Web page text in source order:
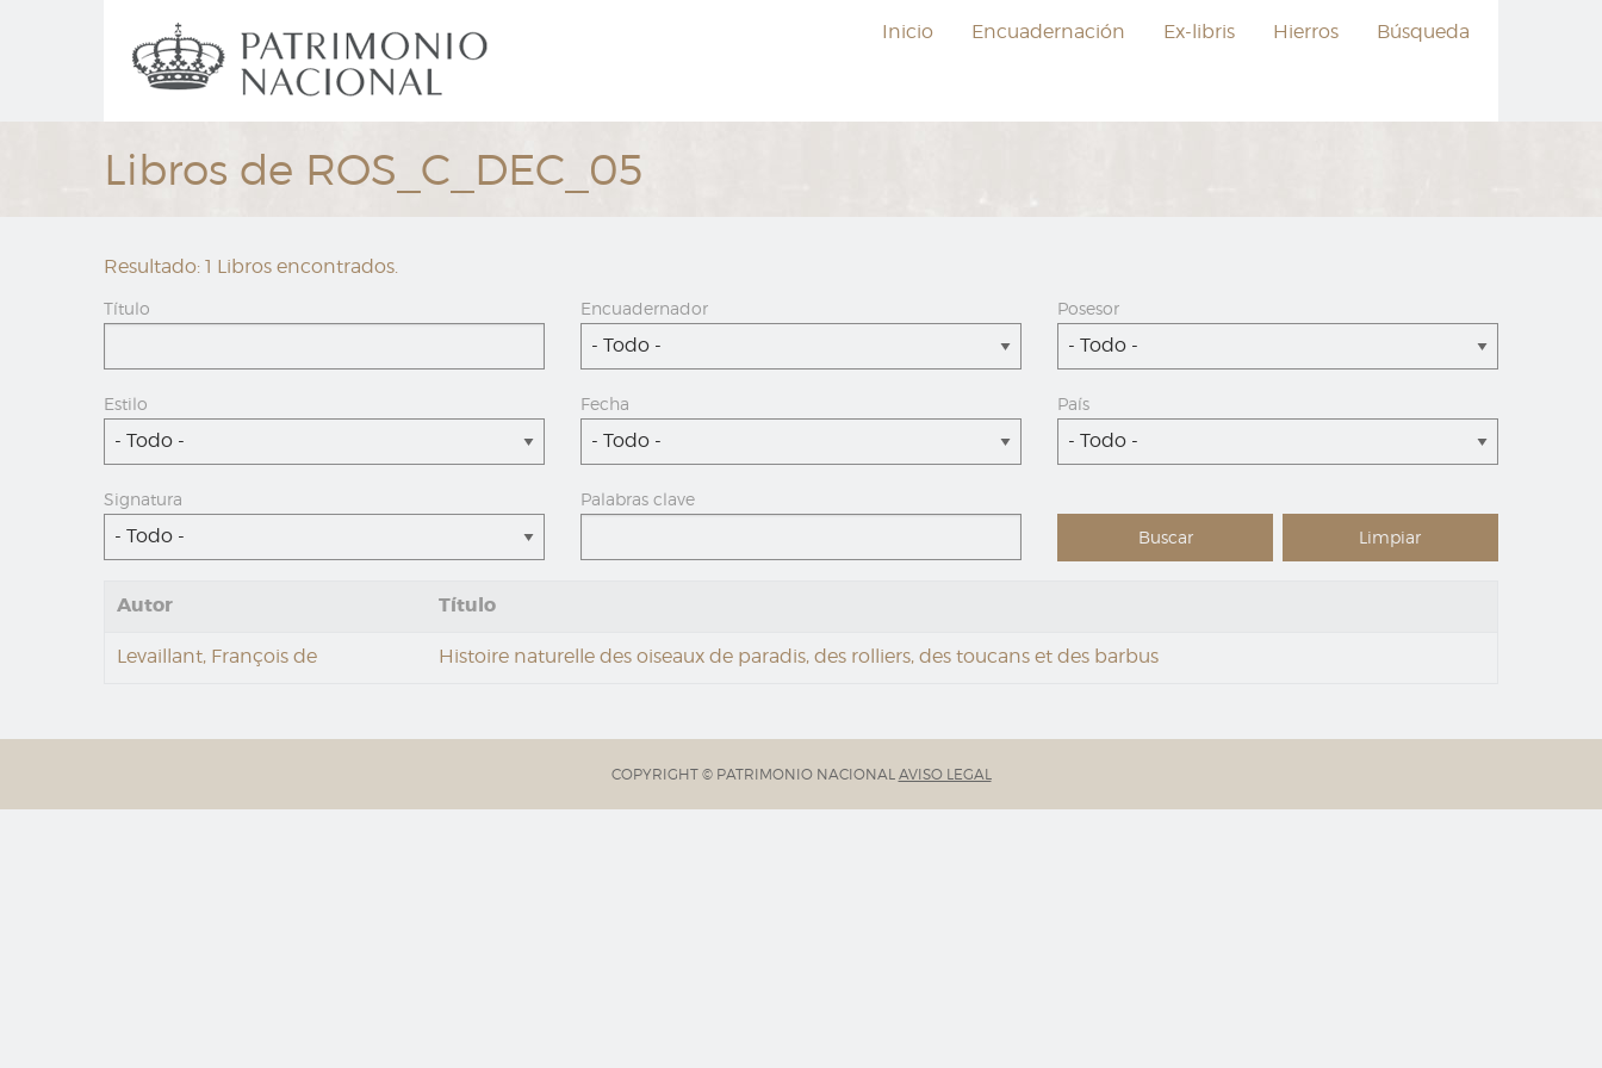
Navegación
principal
Inicio Encuadernación Ex-libris Hierros Búsqueda
Libros de ROS_C_DEC_05
Resultado: 1 Libros encontrados.
Título Encuadernador
- Todo -
Posesor
- Todo -
Estilo
- Todo -
Fecha
- Todo -
País
- Todo -
Signatura
- Todo -
Palabras clave
Autor Título
Levaillant, François de Histoire naturelle des oiseaux de paradis, des rolliers, des toucans et des barbus
COPYRIGHT © PATRIMONIO NACIONAL AVISO LEGAL